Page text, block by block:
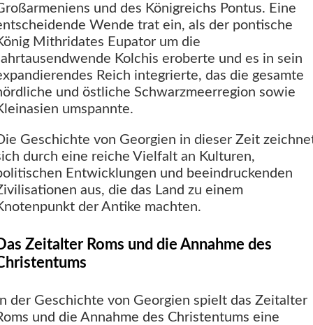
und des Königreichs Pontus. Eine
Wende trat ein, als der pontische
Mithridates Eupator um die
Kolchis eroberte und es in sein
Reich integrierte, das die gesamte
und östliche Schwarzmeerregion sowie
umspannte.
Geschichte von Georgien in dieser Zeit
durch eine reiche Vielfalt an Kulturen,
Entwicklungen und beeindruckenden
aus, die das Land zu einem
der Antike machten.
Zeitalter Roms und die Annahme des
der Geschichte von Georgien spielt das Zeitalter
und die Annahme des Christentums eine